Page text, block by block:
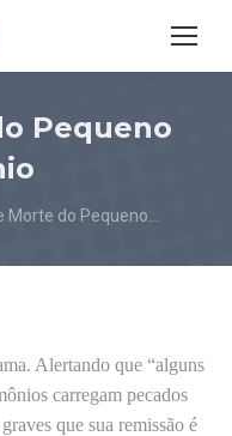
Pequeno
Morte do Pequeno…
Alertando que “alguns
carregam pecados
que sua remissão é